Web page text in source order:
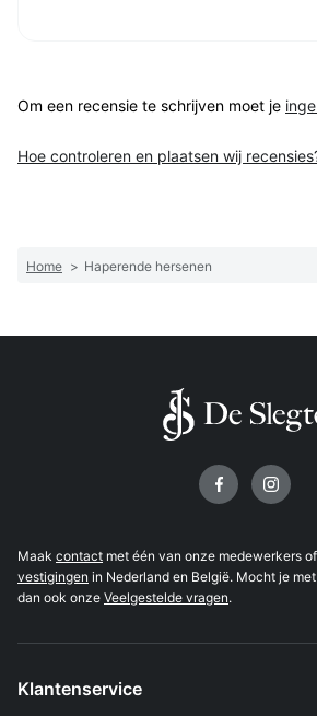
Om een recensie te schrijven moet je
Hoe controleren en plaatsen wij
Home > Haperende hersenen
Maak contact met één van onze medewerkers
vestigingen in Nederland en België. Mocht je
dan ook onze Veelgestelde vragen.
Klantenservice